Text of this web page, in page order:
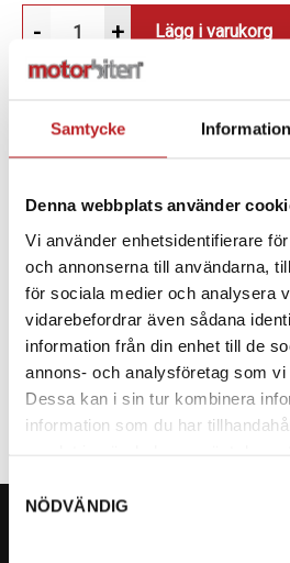
Samtycke Information
Denna webbplats använder
Vi använder enhetsidentifierare
och annonserna till användarna,
för sociala medier och analysera
vidarebefordrar även sådana
information från din enhet till de
annons- och analysföretag som vi
Dessa kan i sin tur kombinera
information som du har
Samtyckesval
NÖDVÄNDIG
- + Lägg i varukorg
Vindruta som passar till CF
SPECIFIKATION
FITS CFORCE 450 & 520